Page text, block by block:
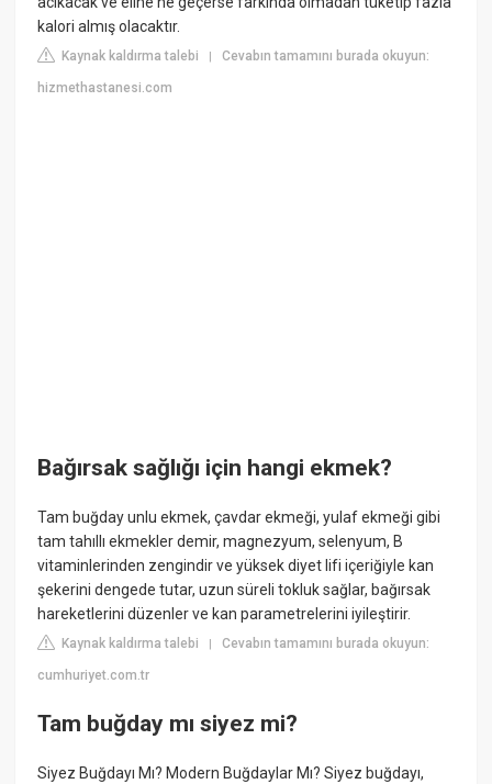
kalori almış olacaktır.
Kaynak kaldırma talebi |Cevabın tamamını burada okuyun:
hizmethastanesi.com
Bağırsak sağlığı için hangi ekmek?
Tam buğday unlu ekmek, çavdar ekmeği, yulaf ekmeği gibi
tam tahıllı ekmekler demir, magnezyum, selenyum, B
vitaminlerinden zengindir ve yüksek diyet lifi içeriğiyle kan
şekerini dengede tutar, uzun süreli tokluk sağlar, bağırsak
hareketlerini düzenler ve kan parametrelerini iyileştirir.
Kaynak kaldırma talebi |Cevabın tamamını burada okuyun:
cumhuriyet.com.tr
Tam buğday mı siyez mi?
Siyez Buğdayı Mı? Modern Buğdaylar Mı? Siyez buğdayı,